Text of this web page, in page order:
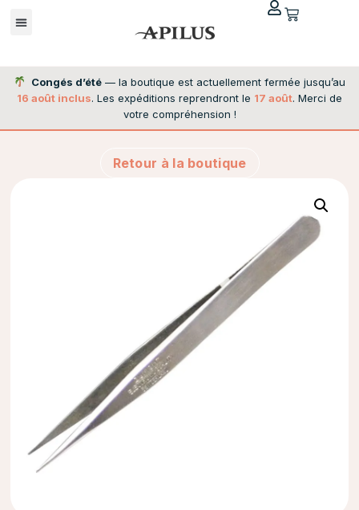
Congés d’été — la boutique est actuellement fermée jusqu’au
16 août inclus. Les expéditions reprendront le 17 août. Merci de
votre compréhension !
Retour à la boutique